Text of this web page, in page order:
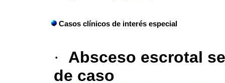
Casos clínicos de interés especial
·
Absceso escrotal
de caso